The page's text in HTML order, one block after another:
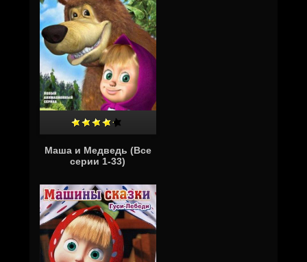
Маша и Медведь (Все
серии 1-33)